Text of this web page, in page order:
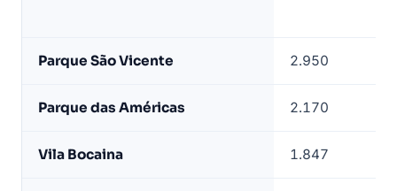
bairro
base
Parque São Vicente 2.950
Parque das Américas 2.170
Vila Bocaina 1.847